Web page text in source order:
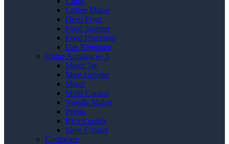
Coffee Maker
Deep Fryer
Food Steamer
Food Processor
Gas Regulator
Home Appliances 3
Magic Jar
Meat Grinder
Mixer
Multi Cooker
Noodle Maker
Presto
Rice Cooker
Slow Cooker
Cookware